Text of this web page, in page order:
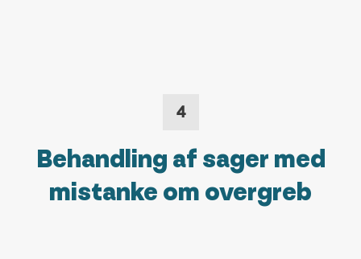
4
Behandling af sager med
mistanke om overgreb